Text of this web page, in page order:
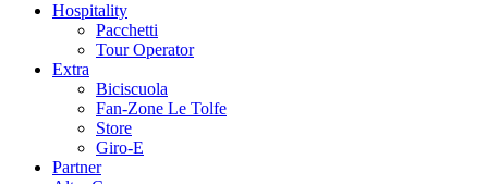
Hospitality
Pacchetti
Tour Operator
Extra
Biciscuola
Fan-Zone Le Tolfe
Store
Giro-E
Partner